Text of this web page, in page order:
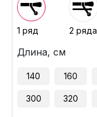
1 ряд 2 ряда
Длина, см
140 160
300 320